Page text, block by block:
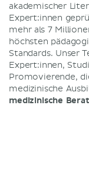
akademischer
Expert:innen
mehr als 7
höchsten
Standards. Unser
Expert:innen,
Promovierende,
medizinische
medizinische